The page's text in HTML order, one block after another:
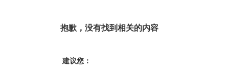
抱歉，没有找到相关的内容
建议您：